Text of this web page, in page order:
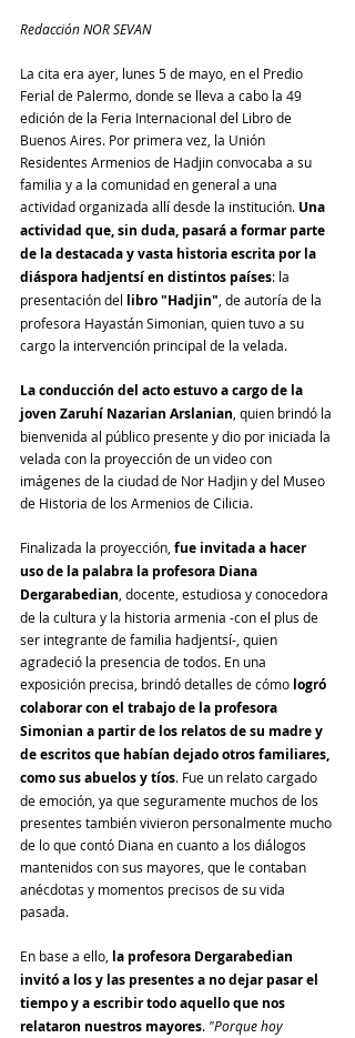
Redacción NOR SEVAN
La cita era ayer, lunes 5 de mayo, en el Predio
Ferial de Palermo, donde se lleva a cabo la 49
edición de la Feria Internacional del Libro de
Buenos Aires. Por primera vez, la Unión
Residentes Armenios de Hadjin convocaba a su
familia y a la comunidad en general a una
actividad organizada allí desde la institución. Una
actividad que, sin duda, pasará a formar parte
de la destacada y vasta historia escrita por la
diáspora hadjentsí en distintos países: la
presentación del libro "Hadjin" , de autoría de la
profesora Hayastán Simonian, quien tuvo a su
cargo la intervención principal de la velada.
La conducción del acto estuvo a cargo de la
joven Zaruhí Nazarian Arslanian , quien brindó la
bienvenida al público presente y dio por iniciada la
velada con la proyección de un video con
imágenes de la ciudad de Nor Hadjin y del Museo
de Historia de los Armenios de Cilicia.
Finalizada la proyección, fue invitada a hacer
uso de la palabra la profesora Diana
Dergarabedian , docente, estudiosa y conocedora
de la cultura y la historia armenia -con el plus de
ser integrante de familia hadjentsí-, quien
agradeció la presencia de todos. En una
exposición precisa, brindó detalles de cómo logró
colaborar con el trabajo de la profesora
Simonian a partir de los relatos de su madre y
de escritos que habían dejado otros familiares,
como sus abuelos y tíos. Fue un relato cargado
de emoción, ya que seguramente muchos de los
presentes también vivieron personalmente mucho
de lo que contó Diana en cuanto a los diálogos
mantenidos con sus mayores, que le contaban
anécdotas y momentos precisos de su vida
pasada.
En base a ello, la profesora Dergarabedian
invitó a los y las presentes a no dejar pasar el
tiempo y a escribir todo aquello que nos
relataron nuestros mayores. "Porque hoy